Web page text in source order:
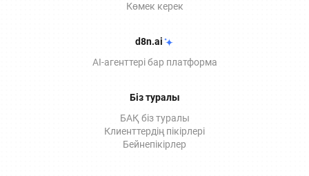
Көмек керек
d8n.ai
AI-агенттері бар платформа
Біз туралы
БАҚ біз туралы
Клиенттердің пікірлері
Бейнепікірлер